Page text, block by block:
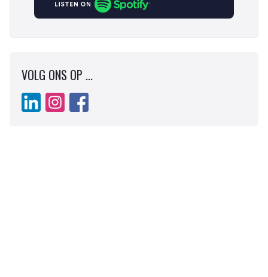
VOLG ONS OP ...